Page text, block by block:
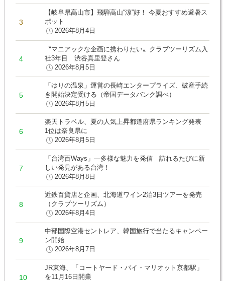
【岐阜県高山市】飛騨高山“涼”好！ 今夏おすすめ避暑ス
ポット
2026年8月4日
〝マニアックな企画に携わりたい〟クラブツーリズム入
社3年目 渋谷真里登さん
2026年8月5日
「ゆりの温泉」運営の長崎エンタープライズ、破産手続
き開始決定受ける（帝国データバンク調べ）
2026年8月5日
楽天トラベル、夏の人気上昇都道府県ランキング発表
1位は奈良県に
2026年8月5日
「台湾百Ways」―多様な魅力を発信 訪れるたびに新
しい発見がある台湾！
2026年8月8日
近鉄百貨店と企画、北海道ワイン2泊3日ツアーを発売
（クラブツーリズム）
2026年8月4日
中部国際空港セントレア、韓国旅行で当たるキャンペー
ン開始
2026年8月7日
JR東海、「コートヤード・バイ・マリオット京都駅」
を11月16日開業